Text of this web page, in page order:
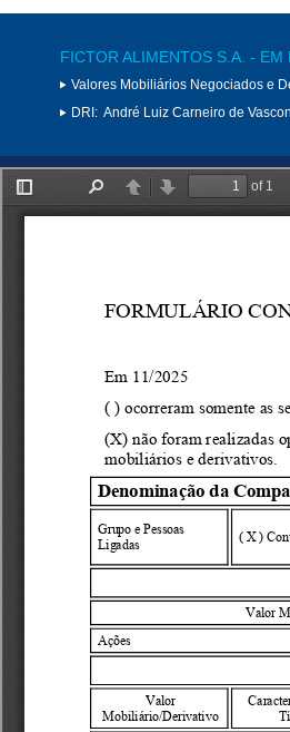
FICTOR ALIMENTOS S.A. - EM
Valores Mobiliários Negociados e
DRI: André Luiz Carneiro de